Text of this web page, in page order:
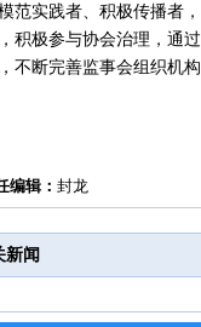
范实践者、积极传播者
积极参与协会治理，通
不断完善监事会组织机
编辑： 封龙
新闻